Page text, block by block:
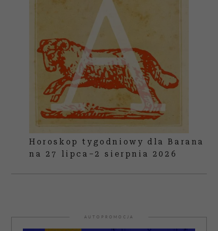
Horoskop tygodniowy dla Barana
na 27 lipca–2 sierpnia 2026
AUTOPROMOCJA